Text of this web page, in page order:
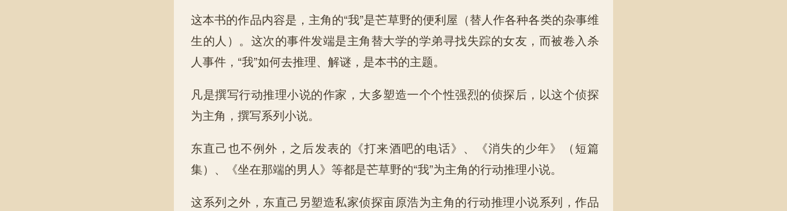
这本书的作品内容是，主角的“我”是芒草野的便利屋（替人作各种各类的杂事维
生的人）。这次的事件发端是主角替大学的学弟寻找失踪的女友，而被卷入杀
人事件，“我”如何去推理、解谜，是本书的主题。
凡是撰写行动推理小说的作家，大多塑造一个个性强烈的侦探后，以这个侦探
为主角，撰写系列小说。
东直己也不例外，之后发表的《打来酒吧的电话》、《消失的少年》（短篇
集）、《坐在那端的男人》等都是芒草野的“我”为主角的行动推理小说。
这系列之外，东直己另塑造私家侦探亩原浩为主角的行动推理小说系列，作品